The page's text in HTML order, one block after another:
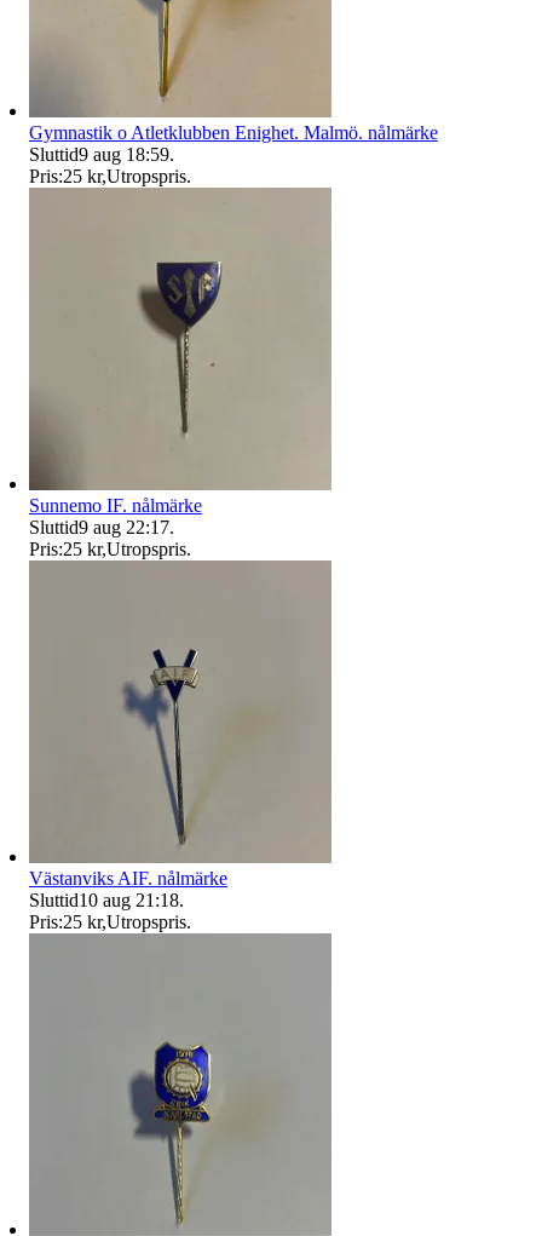
Gymnastik o Atletklubben Enighet. Malmö. nålmärke
Sluttid9 aug 18:59.
Pris:25 kr,Utropspris.
Sunnemo IF. nålmärke
Sluttid9 aug 22:17.
Pris:25 kr,Utropspris.
Västanviks AIF. nålmärke
Sluttid10 aug 21:18.
Pris:25 kr,Utropspris.